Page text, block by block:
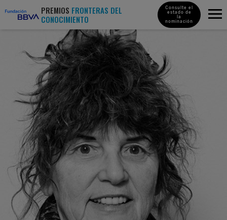
PREMIOS FRONTERAS DEL
CONOCIMIENTO
Consulte el
estado de
la
nominación